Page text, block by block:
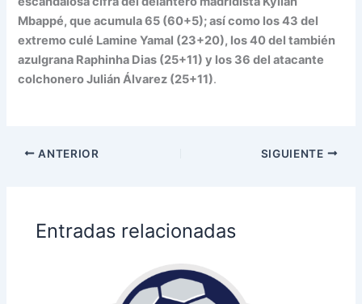
Mbappé, que acumula 65 (60+5); así como los 43 del
extremo culé Lamine Yamal (23+20), los 40 del también
azulgrana Raphinha Dias (25+11) y los 36 del atacante
colchonero Julián Álvarez (25+11).
ANTERIOR SIGUIENTE
Entradas relacionadas